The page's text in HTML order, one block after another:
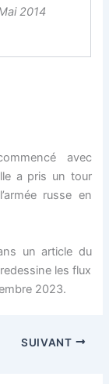
2014
avec
a pris un tour
russe en
un article du
les flux
2023.
SUIVANT